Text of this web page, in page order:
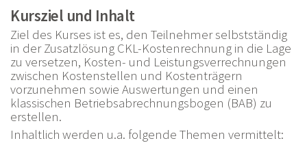
Kursziel und Inhalt
Ziel des Kurses ist es, den Teilnehmer selbstständig
in der Zusatzlösung CKL-Kostenrechnung in die Lage
zu versetzen, Kosten- und Leistungsverrechnungen
zwischen Kostenstellen und Kostenträgern
vorzunehmen sowie Auswertungen und einen
klassischen Betriebsabrechnungsbogen (BAB) zu
erstellen.
Inhaltlich werden u.a. folgende Themen vermittelt: